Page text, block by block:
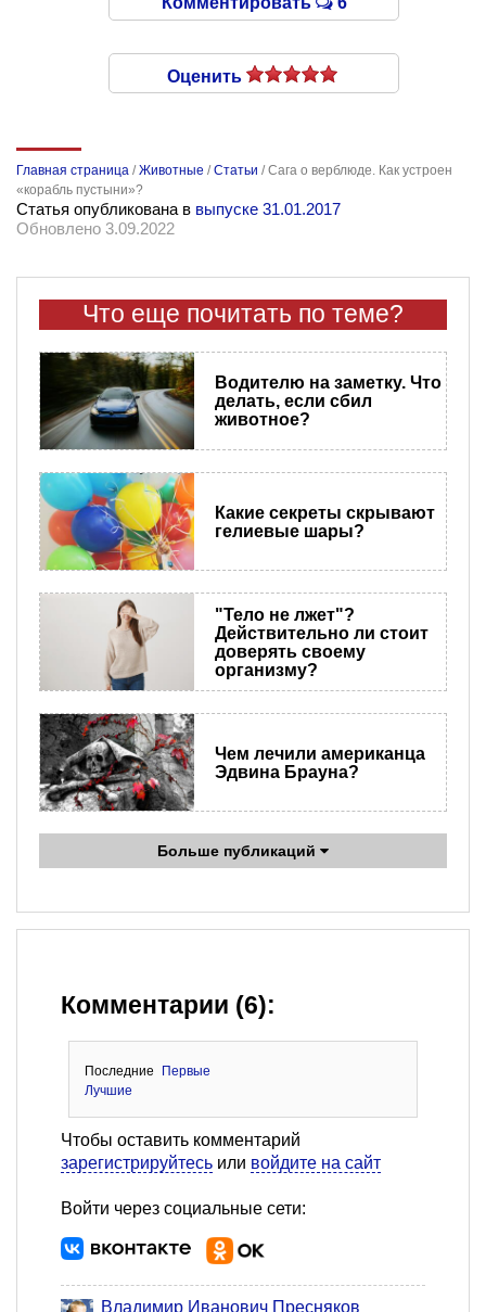
Оценить
Главная страница /Животные /Статьи /Сага о верблюде. Как устроен
«корабль пустыни»?
Статья опубликована в выпуске 31.01.2017
Обновлено 3.09.2022
Что еще почитать по теме?
Водителю на заметку. Что
делать, если сбил
животное?
Какие секреты скрывают
гелиевые шары?
"Тело не лжет"?
Действительно ли стоит
доверять своему
организму?
Чем лечили американца
Эдвина Брауна?
Больше публикаций
Комментарии (6):
Последние
Первые
Лучшие
Чтобы оставить комментарий
зарегистрируйтесь или войдите на сайт
Войти через социальные сети:
Владимир Иванович Пресняков